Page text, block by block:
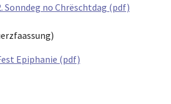
Sonndeg no Chrëschtdag (pdf)
Epiphanie (pdf)